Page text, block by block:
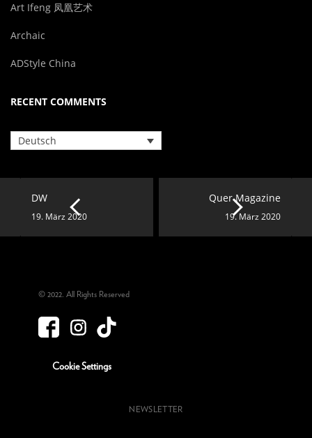
Art Ifeng 凤凰艺术
Archaic
ADStyle China
RECENT COMMENTS
Deutsch
DW
19. März 2020
Quer Magazine
19. März 2020
© 2022. All Rights Reserved
Cookie Settings
NEWSLETTER